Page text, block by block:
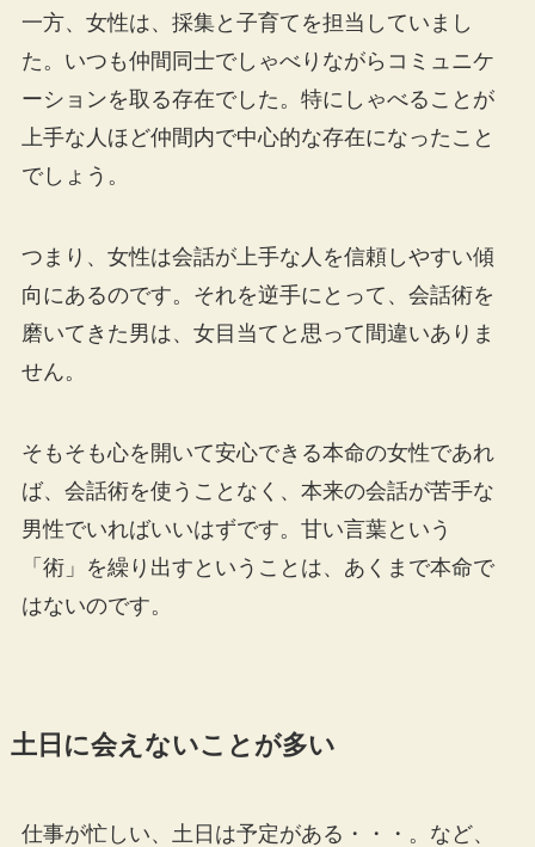
一方、女性は、採集と子育てを担当していまし
た。いつも仲間同士でしゃべりながらコミュニケ
ーションを取る存在でした。特にしゃべることが
上手な人ほど仲間内で中心的な存在になったこと
でしょう。
つまり、女性は会話が上手な人を信頼しやすい傾
向にあるのです。それを逆手にとって、会話術を
磨いてきた男は、女目当てと思って間違いありま
せん。
そもそも心を開いて安心できる本命の女性であれ
ば、会話術を使うことなく、本来の会話が苦手な
男性でいればいいはずです。甘い言葉という
「術」を繰り出すということは、あくまで本命で
はないのです。
土日に会えないことが多い
仕事が忙しい、土日は予定がある・・・。など、